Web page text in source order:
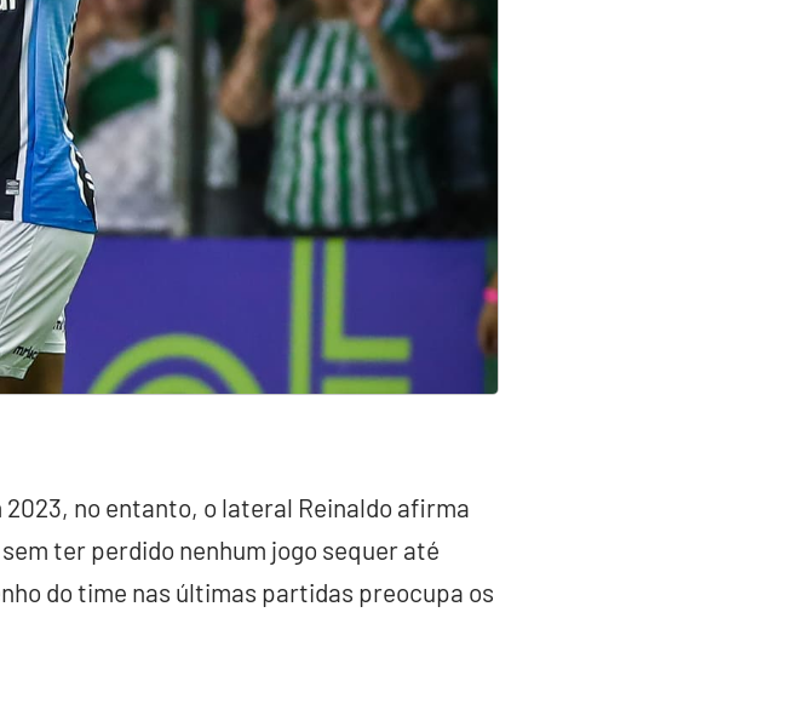
no entanto, o lateral Reinaldo afirma
ter perdido nenhum jogo sequer até
do time nas últimas partidas preocupa os